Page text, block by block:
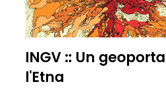
INGV :: Un
l'Etna